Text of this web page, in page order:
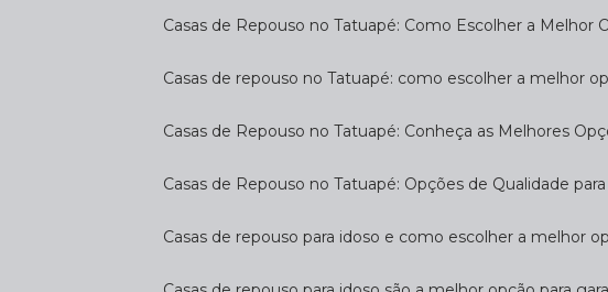
Casas de Repouso no Tatuapé: Como Escolher a Melhor
Casas de repouso no Tatuapé: como escolher a melhor
Casas de Repouso no Tatuapé: Conheça as Melhores
Casas de Repouso no Tatuapé: Opções de Qualidade
Casas de repouso para idoso e como escolher a melhor